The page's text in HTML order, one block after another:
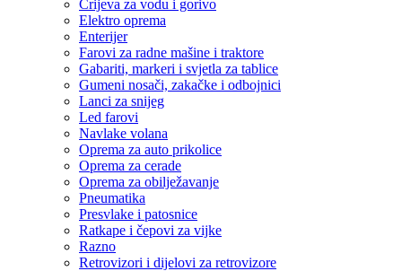
Crijeva za vodu i gorivo
Elektro oprema
Enterijer
Farovi za radne mašine i traktore
Gabariti, markeri i svjetla za tablice
Gumeni nosači, zakačke i odbojnici
Lanci za snijeg
Led farovi
Navlake volana
Oprema za auto prikolice
Oprema za cerade
Oprema za obilježavanje
Pneumatika
Presvlake i patosnice
Ratkape i čepovi za vijke
Razno
Retrovizori i dijelovi za retrovizore